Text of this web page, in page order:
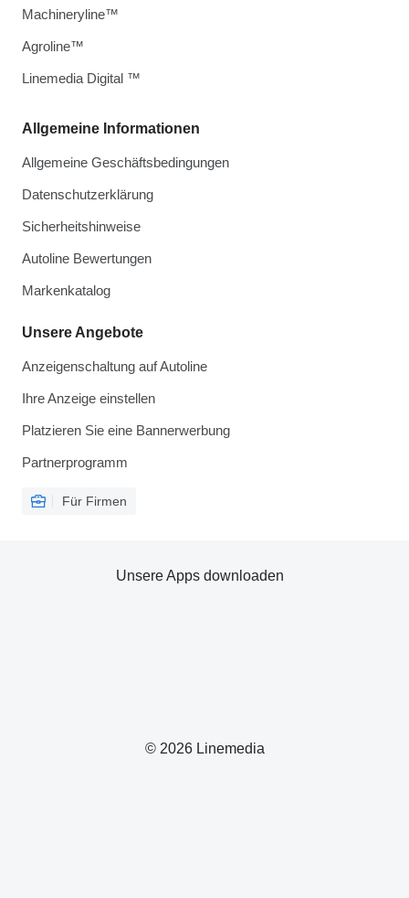
Allgemeine Informationen
Allgemeine Geschäftsbedingungen
Datenschutzerklärung
Sicherheitshinweise
Autoline Bewertungen
Markenkatalog
Unsere Angebote
Anzeigenschaltung auf Autoline
Ihre Anzeige einstellen
Platzieren Sie eine Bannerwerbung
Partnerprogramm
Für Firmen
Machineryline™
Agroline™
Linemedia Digital ™
© 2026 Linemedia
Unsere Apps downloaden